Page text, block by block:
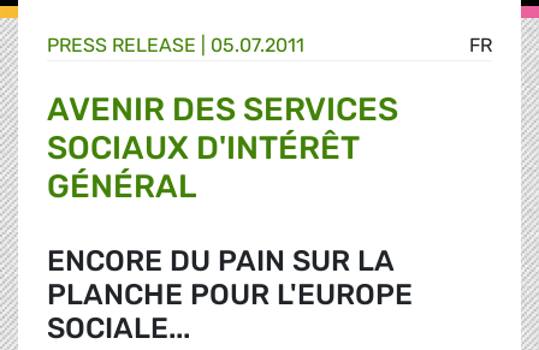
FR
PRESS RELEASE | 05.07.2011
AVENIR DES SERVICES
SOCIAUX D'INTÉRÊT
GÉNÉRAL
ENCORE DU PAIN SUR LA
PLANCHE POUR L'EUROPE
SOCIALE...